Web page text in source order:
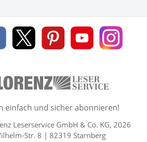
Lorenz
Leserservice
Lorenz
Leserservice
Lorenz
Leserservice
Lorenz
Leserservice
Lorenz
50 Lesefreude im Abo Jahre
einfach und sicher abonnieren!
Leserservice GmbH & Co. KG, 2026
Str. 8 | 82319 Starnberg